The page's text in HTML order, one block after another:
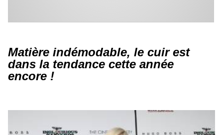
Matière indémodable, le cuir est
dans la tendance cette année
encore !